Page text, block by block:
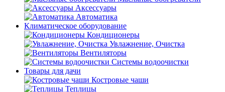
Аксессуары
Автоматика
Климатическое оборудование
Кондиционеры
Увлажнение, Очистка
Вентиляторы
Системы водоочистки
Товары для дачи
Костровые чаши
Теплицы